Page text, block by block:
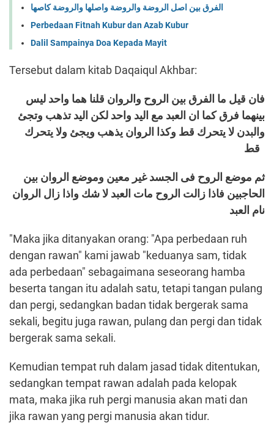
الفرق بين اصل الروضة والروضة واصلها والروضة كاصها
Perbedaan Fitnah Kubur dan Azab Kubur
Dalil Sampainya Doa Kepada Mayit
Tersebut dalam kitab Daqaiqul Akhbar:
فان قيل ما الفرق بين الروح والروان قلنا هما واحد ليس
بينهما فرق كما ان العبد مع اليد واحد لكن اليد تذهب وتجئ
والبدن لا يتحرك قط وكذا الروان يذهب ويجئ ولا يتحرك
ثم موضع الروح فى الجسد غير معين وموضع الروان بين
الحاجبين فاذا زالت الروح مات العبد لا شك واذا زال الروان
نام العبد
"Maka jika ditanyakan orang: "Apa perbedaan ruh
dengan rawan" kami jawab "keduanya sam, tidak
ada perbedaan" sebagaimana seseorang hamba
beserta tangan itu adalah satu, tetapi tangan pulang
dan pergi, sedangkan badan tidak bergerak sama
sekali, begitu juga rawan, pulang dan pergi dan tidak
bergerak sama sekali.
Kemudian tempat ruh dalam jasad tidak ditentukan,
sedangkan tempat rawan adalah pada kelopak
mata, maka jika ruh pergi manusia akan mati dan
jika rawan yang pergi manusia akan tidur.